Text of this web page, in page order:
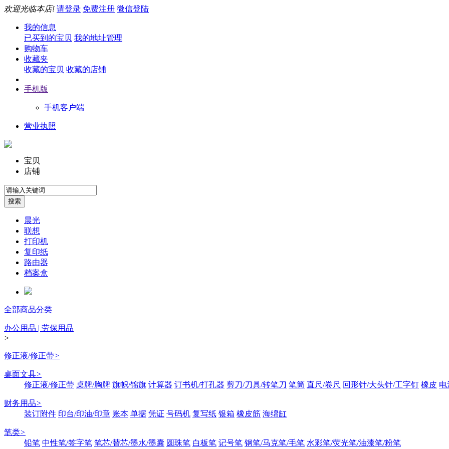
欢迎光临本店! 请登录 免费注册 微信登陆
我的信息
已买到的宝贝 我的地址管理
购物车
收藏夹
收藏的宝贝 收藏的店铺
手机版
手机客户端
营业执照
宝贝
店铺
晨光
联想
打印机
复印纸
路由器
档案盒
全部商品分类
办公用品 | 劳保用品
>
修正液/修正带>
桌面文具>
修正液/修正带 桌牌/胸牌 旗帜/锦旗 计算器 订书机/打孔器 剪刀/刀具/转笔刀 笔筒 直尺/卷尺 回形针/大头针/工字钉 橡皮 电
财务用品>
装订附件 印台/印油/印章 账本 单据 凭证 号码机 复写纸 银箱 橡皮筋 海绵缸
笔类>
铅笔 中性笔/签字笔 笔芯/替芯/墨水/墨囊 圆珠笔 白板笔 记号笔 钢笔/马克笔/毛笔 水彩笔/荧光笔/油漆笔/粉笔